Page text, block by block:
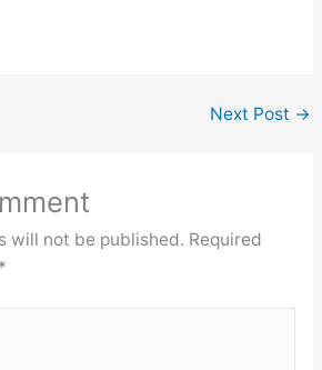
Next Post →
will not be published. Required
*